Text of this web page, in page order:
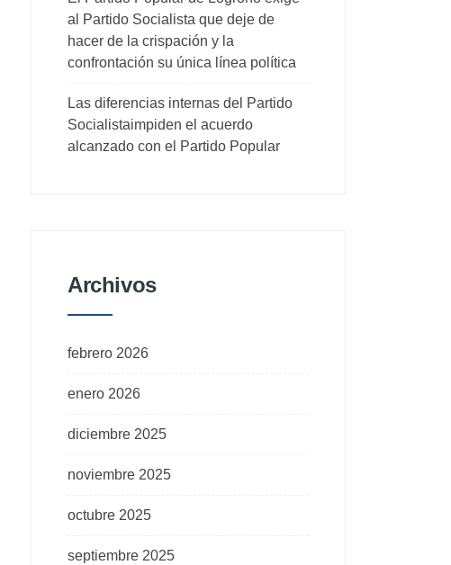
al Partido Socialista que deje de
hacer de la crispación y la
confrontación su única línea política
Las diferencias internas del Partido
Socialistaimpiden el acuerdo
alcanzado con el Partido Popular
Archivos
febrero 2026
enero 2026
diciembre 2025
noviembre 2025
octubre 2025
septiembre 2025